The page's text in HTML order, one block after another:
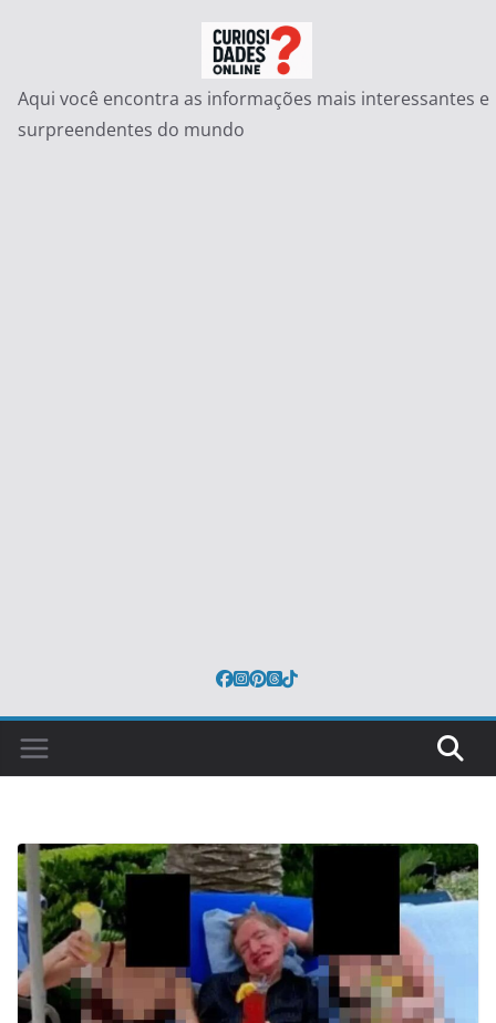
conteúdo
Aqui você encontra as informações mais interessantes e
surpreendentes do mundo